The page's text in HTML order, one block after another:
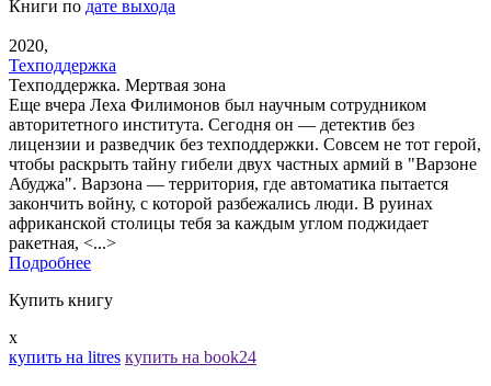
Книги по дате выхода
2020,
Техподдержка
Техподдержка. Мертвая зона
Еще вчера Леха Филимонов был научным сотрудником
авторитетного института. Сегодня он — детектив без
лицензии и разведчик без техподдержки. Совсем не тот герой,
чтобы раскрыть тайну гибели двух частных армий в "Варзоне
Абуджа". Варзона — территория, где автоматика пытается
закончить войну, с которой разбежались люди. В руинах
африканской столицы тебя за каждым углом поджидает
ракетная, <...>
Подробнее
Купить книгу
x
купить на litres купить на book24